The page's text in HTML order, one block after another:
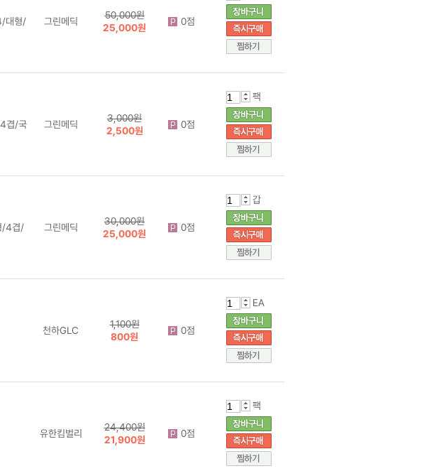
대형/
그린메딕
50,000원
25,000원
0점
겹/국
그린메딕
3,000원
2,500원
0점
팩
/4겹/
그린메딕
30,000원
25,000원
0점
갑
천하GLC
1,100원
800원
0점
EA
유한킴벌리
24,400원
21,900원
0점
팩